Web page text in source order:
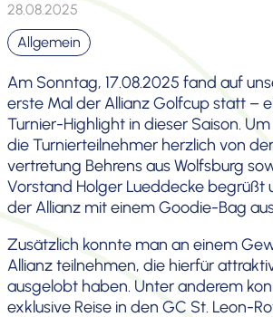
28.08.2025
Allgemein
Am Sonntag, 17.08.2025 fand auf
erste Mal der Allianz Golfcup statt –
Turnier-Highlight in dieser Saison.
die Turnier­teil­nehmer herzlich von
ver­tre­tung Behrens aus Wolfsburg
Vorstand Holger Lueddecke begrüßt
der Allianz mit einem Goodie-Bag
Zusätz­lich konnte man an einem
Allianz teilnehmen, die hierfür
ausgelobt haben. Unter anderem
exklusive Reise in den GC St. Leon-